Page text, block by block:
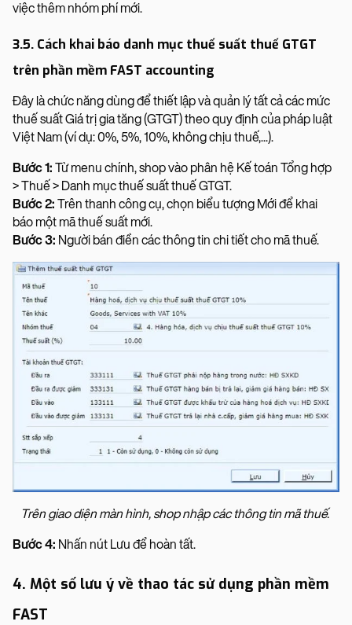
việc thêm nhóm phí mới.
3.5. Cách khai báo danh mục thuế suất thuế GTGT
trên phần mềm FAST accounting
Đây là chức năng dùng để thiết lập và quản lý tất cả các mức
thuế suất Giá trị gia tăng (GTGT) theo quy định của pháp luật
Việt Nam (ví dụ: 0%, 5%, 10%, không chịu thuế,...).
Bước 1: Từ menu chính, shop vào phân hệ Kế toán Tổng hợp
> Thuế > Danh mục thuế suất thuế GTGT.
Bước 2: Trên thanh công cụ, chọn biểu tượng Mới để khai
báo một mã thuế suất mới.
Bước 3: Người bán điền các thông tin chi tiết cho mã thuế.
Trên giao diện màn hình, shop nhập các thông tin mã thuế.
Bước 4: Nhấn nút Lưu để hoàn tất.
4. Một số lưu ý về thao tác sử dụng phần mềm
FAST